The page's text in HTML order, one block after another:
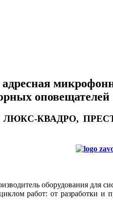
оповещателей
КВАДРО,
оборудования для
работ: от разработки